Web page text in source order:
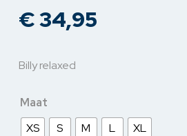
€34,95
Billy relaxed
Maat
XS
S M L XL